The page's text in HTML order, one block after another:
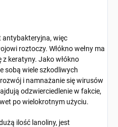
antybakteryjna, więc
roztoczy. Włókno wełny ma
z keratyny. Jako włókno
sobą wiele szkodliwych
i namnażanie się wirusów
odzwierciedlenie w fakcie,
po wielokrotnym użyciu.
ilość lanoliny, jest